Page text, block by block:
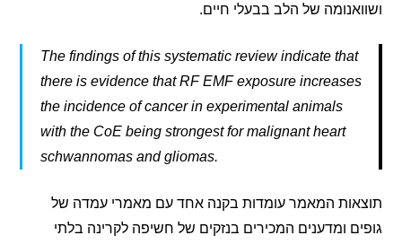
של הלב בבעלי חיים.
The findings of this systematic review indicate
there is evidence that RF EMF exposure
the incidence of cancer in experimental animals
with the CoE being strongest for malignant heart
schwannomas and gliomas.
המאמר עומדות בקנה אחד עם מאמרי עמדה של
ומדענים המכירים בנזקים של חשיפה לקרינה בלתי